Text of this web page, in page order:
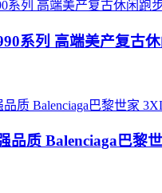
系列 高端美产复古
品质 Balenciaga巴黎